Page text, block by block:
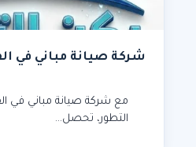
شركة صيانة مباني في
مع شركة صيانة مباني في
التطور، تحصل…